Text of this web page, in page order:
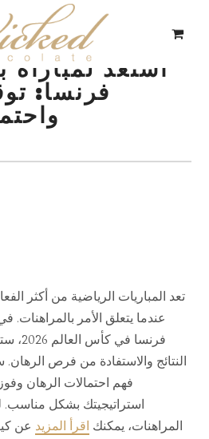
استعد
فرنسا:
تعد المباريات الرياضية من أكثر
عندما يتعلق الأمر بالمراهنات.
فرنسا
النتائج والاستفادة من فرص
فهم احتمالات الرهان
استراتيجيتك بشكل
المراهنات، يمكنك اقرأ المزيد عن